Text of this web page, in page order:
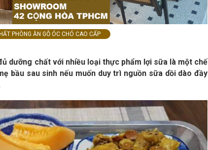
PHÒNG ĂN GỖ ÓC CHÓ CAO CẤP
dưỡng chất với nhiều loại thực phẩm lợi sữa là một chế
bầu sau sinh nếu muốn duy trì nguồn sữa dồi dào đầy